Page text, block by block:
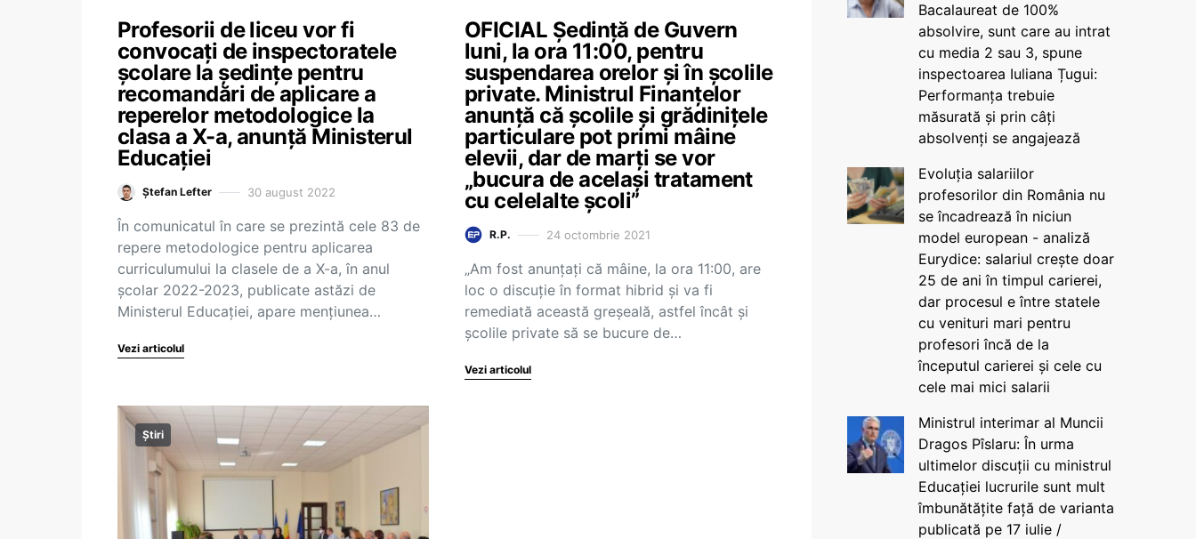
Profesorii de liceu vor fi
convocați de inspectoratele
școlare la ședințe pentru
recomandări de aplicare a
reperelor metodologice la
clasa a X-a, anunță Ministerul
Educației
Ștefan Lefter 30 august 2022
În comunicatul în care se prezintă cele 83 de
repere metodologice pentru aplicarea
curriculumului la clasele de a X-a, în anul
școlar 2022-2023, publicate astăzi de
Ministerul Educației, apare mențiunea…
Vezi articolul
OFICIAL Ședință de Guvern
luni, la ora 11:00, pentru
suspendarea orelor și în școlile
private. Ministrul Finanțelor
anunță că școlile și grădinițele
particulare pot primi mâine
elevii, dar de marți se vor
„bucura de același tratament
cu celelalte școli”
R.P. 24 octombrie 2021
„Am fost anunțați că mâine, la ora 11:00, are
loc o discuție în format hibrid și va fi
remediată această greșeală, astfel încât și
școlile private să se bucure de…
Vezi articolul
Știri
Bacalaureat de 100%
absolvire, sunt care au intrat
cu media 2 sau 3, spune
inspectoarea Iuliana Țugui:
Performanța trebuie
măsurată și prin câți
absolvenți se angajează
Evoluția salariilor
profesorilor din România nu
se încadrează în niciun
model european - analiză
Eurydice: salariul crește doar
25 de ani în timpul carierei,
dar procesul e între statele
cu venituri mari pentru
profesori încă de la
începutul carierei și cele cu
cele mai mici salarii
Ministrul interimar al Muncii
Dragos Pîslaru: În urma
ultimelor discuții cu ministrul
Educației lucrurile sunt mult
îmbunătățite față de varianta
publicată pe 17 iulie /